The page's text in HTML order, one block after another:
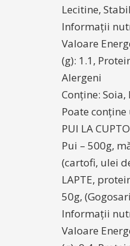
Lecitine,
Informații
Valoare
(g): 1.1,
Alergeni
Conține: Soia,
Poate
PUI LA
Pui – 500g,
(cartofi, ulei
LAPTE,
50g,
Informații
Valoare